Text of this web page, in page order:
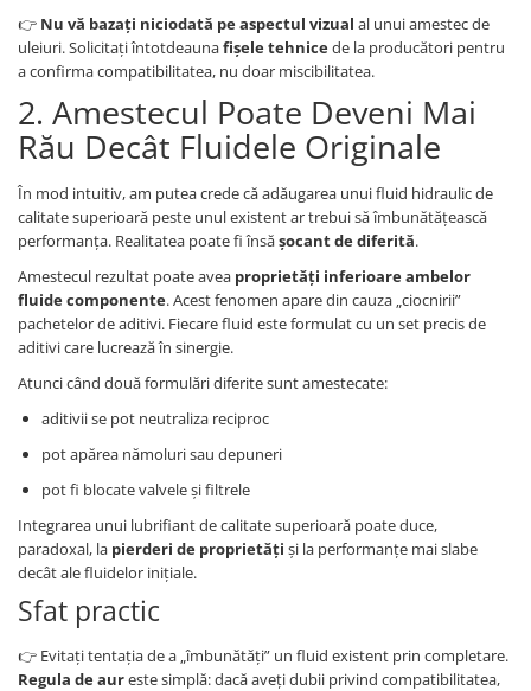
👉 Nu vă bazați niciodată pe aspectul vizual al unui amestec de
uleiuri. Solicitați întotdeaunafișele tehnicede la producători pentru
a confirma compatibilitatea, nu doar miscibilitatea.
2. Amestecul Poate Deveni Mai
Rău Decât Fluidele Originale
În mod intuitiv, am putea crede că adăugarea unui fluid hidraulic de
calitate superioară peste unul existent ar trebui să îmbunătățească
performanța. Realitatea poate fi însășocant de diferită.
Amestecul rezultat poate avea proprietăți inferioare ambelor
fluide componente. Acest fenomen apare din cauza „ciocnirii”
pachetelor de aditivi. Fiecare fluid este formulat cu un set precis de
aditivi care lucrează în sinergie.
Atunci când două formulări diferite sunt amestecate:
aditivii se pot neutraliza reciproc
pot apărea nămoluri sau depuneri
pot fi blocate valvele și filtrele
Integrarea unui lubrifiant de calitate superioară poate duce,
paradoxal, la pierderi de proprietăți și la performanțe mai slabe
decât ale fluidelor inițiale.
Sfat practic
👉 Evitați tentația de a „îmbunătăți” un fluid existent prin completare.
Regula de aureste simplă: dacă aveți dubii privind compatibilitatea,